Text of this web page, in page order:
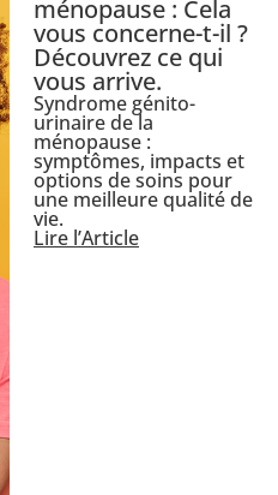
ménopause : Cela
vous concerne-t-il ?
Découvrez ce qui
vous arrive.
Syndrome génito-
urinaire de la
ménopause :
symptômes, impacts et
options de soins pour
une meilleure qualité de
vie.
Lire l’Article